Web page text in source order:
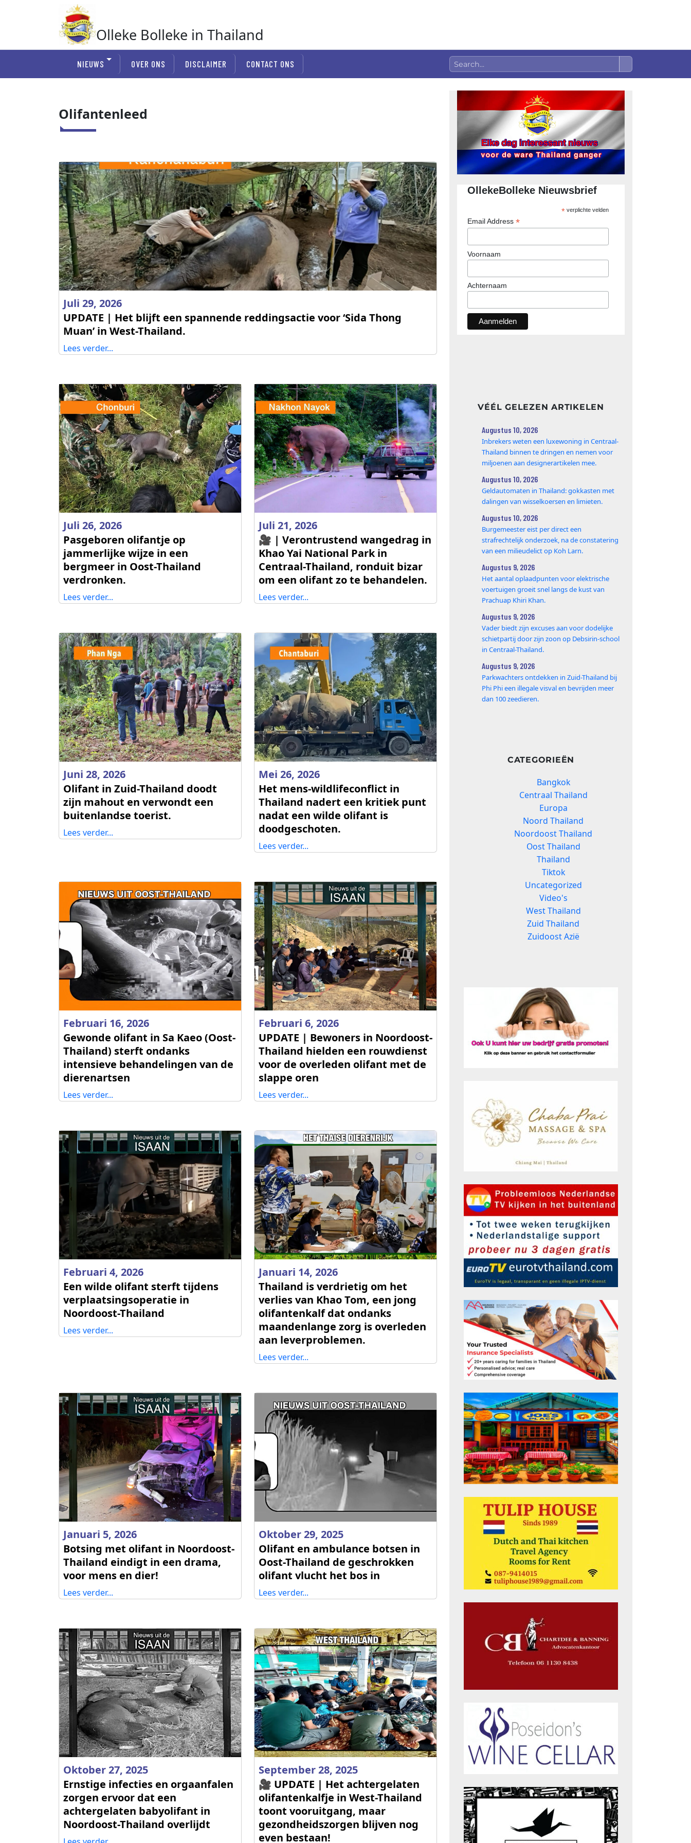
Olleke Bolleke in Thailand
NIEUWS OVER ONS DISCLAIMER CONTACT ONS
Olifantenleed
Juli 29, 2026
UPDATE | Het blijft een spannende reddingsactie voor ‘Sida Thong
Muan’ in West-Thailand.
Lees verder...
Juli 26, 2026
Pasgeboren olifantje op
jammerlijke wijze in een
bergmeer in Oost-Thailand
verdronken.
Lees verder...
Juli 21, 2026
🎥 | Verontrustend wangedrag in
Khao Yai National Park in
Centraal-Thailand, ronduit bizar
om een olifant zo te behandelen.
Lees verder...
Juni 28, 2026
Olifant in Zuid-Thailand doodt
zijn mahout en verwondt een
buitenlandse toerist.
Lees verder...
Mei 26, 2026
Het mens‑wildlifeconflict in
Thailand nadert een kritiek punt
nadat een wilde olifant is
doodgeschoten.
Lees verder...
Februari 16, 2026
Gewonde olifant in Sa Kaeo (Oost-
Thailand) sterft ondanks
intensieve behandelingen van de
dierenartsen
Lees verder...
Februari 6, 2026
UPDATE | Bewoners in Noordoost-
Thailand hielden een rouwdienst
voor de overleden olifant met de
slappe oren
Lees verder...
Februari 4, 2026
Een wilde olifant sterft tijdens
verplaatsingsoperatie in
Noordoost-Thailand
Lees verder...
Januari 14, 2026
Thailand is verdrietig om het
verlies van Khao Tom, een jong
olifantenkalf dat ondanks
maandenlange zorg is overleden
aan leverproblemen.
Lees verder...
Januari 5, 2026
Botsing met olifant in Noordoost-
Thailand eindigt in een drama,
voor mens en dier!
Lees verder...
Oktober 29, 2025
Olifant en ambulance botsen in
Oost-Thailand de geschrokken
olifant vlucht het bos in
Lees verder...
Oktober 27, 2025
Ernstige infecties en orgaanfalen
zorgen ervoor dat een
achtergelaten babyolifant in
Noordoost-Thailand overlijdt
September 28, 2025
🎥 UPDATE | Het achtergelaten
olifantenkalfje in West-Thailand
toont vooruitgang, maar
gezondheidszorgen blijven nog
even bestaan!
OllekeBolleke Nieuwsbrief
*verplichte velden
Email Address *
Voornaam
Achternaam
VÉÉL GELEZEN ARTIKELEN
Augustus 10, 2026
Inbrekers weten een luxewoning in Centraal-
Thailand binnen te dringen en nemen voor
miljoenen aan designerartikelen mee.
Augustus 10, 2026
Geldautomaten in Thailand: gokkasten met
dalingen van wisselkoersen en limieten.
Augustus 10, 2026
Burgemeester eist per direct een
strafrechtelijk onderzoek, na de constatering
van een milieudelict op Koh Larn.
Augustus 9, 2026
Het aantal oplaadpunten voor elektrische
voertuigen groeit snel langs de kust van
Prachuap Khiri Khan.
Augustus 9, 2026
Vader biedt zijn excuses aan voor dodelijke
schietpartij door zijn zoon op Debsirin-school
in Centraal-Thailand.
Augustus 9, 2026
Parkwachters ontdekken in Zuid-Thailand bij
Phi Phi een illegale visval en bevrijden meer
dan 100 zeedieren.
CATEGORIEËN
Bangkok
Centraal Thailand
Europa
Noord Thailand
Noordoost Thailand
Oost Thailand
Thailand
Tiktok
Uncategorized
Video's
West Thailand
Zuid Thailand
Zuidoost Azië